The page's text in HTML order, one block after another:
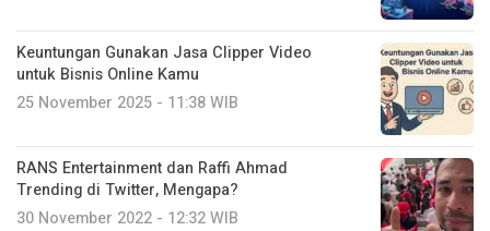
Keuntungan Gunakan Jasa Clipper Video
untuk Bisnis Online Kamu
25 November 2025 - 11:38 WIB
RANS Entertainment dan Raffi Ahmad
Trending di Twitter, Mengapa?
30 November 2022 - 12:32 WIB